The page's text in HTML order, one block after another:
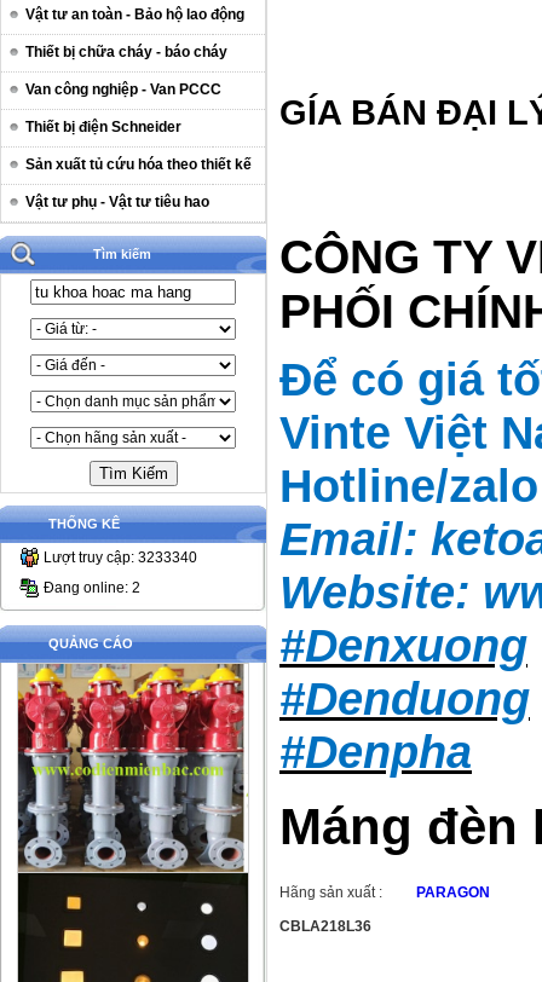
Vật tư an toàn - Bảo hộ lao động
Thiết bị chữa cháy - báo cháy
Van công nghiệp - Van PCCC
Thiết bị điện Schneider
Sản xuất tủ cứu hóa theo thiết kế
Vật tư phụ - Vật tư tiêu hao
Tìm kiếm
THỐNG KÊ
Lượt truy cập: 3233340
Đang online: 2
QUẢNG CÁO
GÍA BÁN ĐẠI
CÔNG TY
PHỐI
Để có giá
Vinte Việt
Hotline/
Email:
Website:
#Denxuong
#Denduong
#Denpha
Máng đèn
Hãng sản xuất :
PARAGON
CBLA218L36